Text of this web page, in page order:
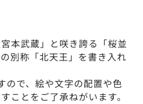
本武蔵」と咲き誇る「桜並
別称「北天王」を書き入れ
で、絵や文字の配置や色
ことをご了承ねがいます。